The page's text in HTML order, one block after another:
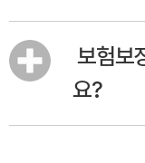
보험보
요?